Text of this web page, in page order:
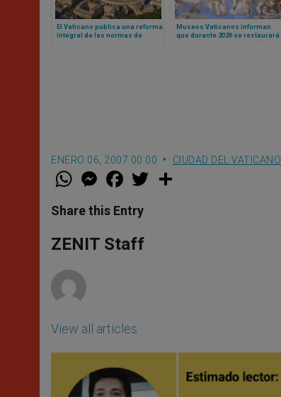
El Vaticano publica una reforma
integral de las normas de
Museos Vaticanos informan
que durante 2026 se restaurará
el Juicio Final de Miguel Ángel
ENERO 06, 2007 00:00 CIUDAD DEL VATICANO
W
t
s
p
p
M
e
s
e
g
e
F
a
e
b
o
k
w
Share this Entry
ZENIT Staff
View all articles